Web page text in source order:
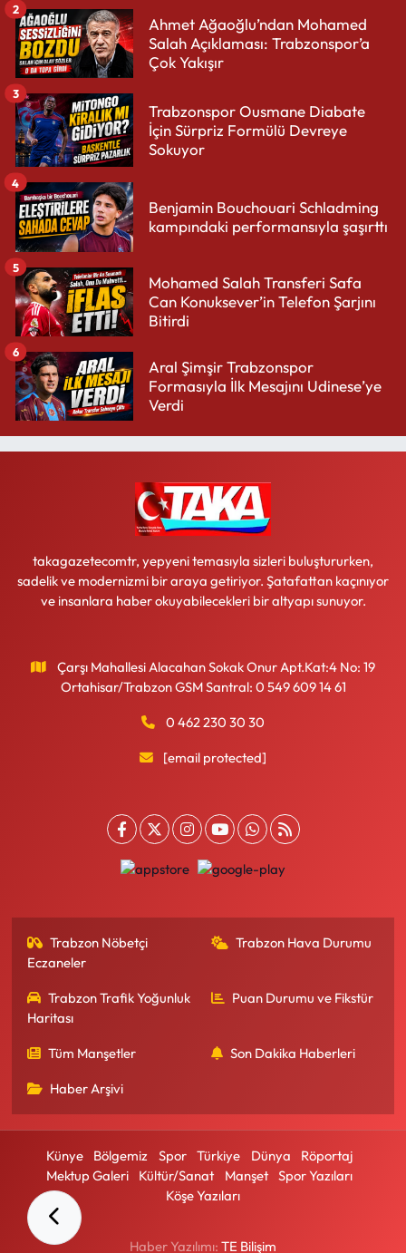
Ahmet Ağaoğlu’ndan Mohamed
Salah Açıklaması: Trabzonspor’a
Çok Yakışır
2
Trabzonspor Ousmane Diabate
İçin Sürpriz Formülü Devreye
Sokuyor
3
Benjamin Bouchouari Schladming
kampındaki performansıyla şaşırttı
4
Mohamed Salah Transferi Safa
Can Konuksever’in Telefon Şarjını
Bitirdi
5
Aral Şimşir Trabzonspor
Formasıyla İlk Mesajını Udinese’ye
Verdi
6
takagazetecomtr, yepyeni temasıyla sizleri buluştururken,
sadelik ve modernizmi bir araya getiriyor. Şatafattan kaçınıyor
ve insanlara haber okuyabilecekleri bir altyapı sunuyor.
Çarşı Mahallesi Alacahan Sokak Onur Apt.Kat:4 No: 19
Ortahisar/Trabzon GSM Santral: 0 549 609 14 61
0 462 230 30 30
[email protected]
Trabzon Nöbetçi
Eczaneler
Trabzon Hava Durumu
Trabzon Trafik Yoğunluk
Haritası
Puan Durumu ve Fikstür
Tüm Manşetler Son Dakika Haberleri
Haber Arşivi
Künye Bölgemiz Spor Türkiye Dünya
Röportaj
Mektup Galeri
Kültür/Sanat Manşet
Spor Yazıları
Köşe Yazıları
Haber Yazılımı: TE Bilişim